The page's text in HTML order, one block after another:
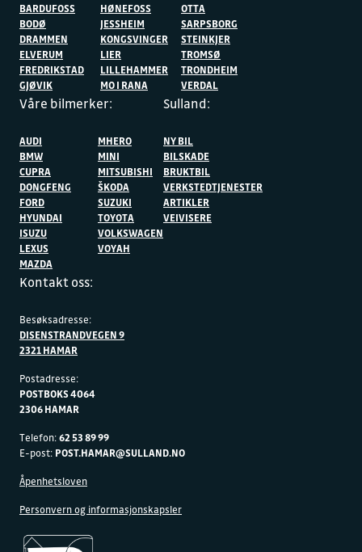
BARDUFOSS
BODØ
DRAMMEN
ELVERUM
FREDRIKSTAD
GJØVIK
HØNEFOSS
JESSHEIM
KONGSVINGER
LIER
LILLEHAMMER
MO I RANA
OTTA
SARPSBORG
STEINKJER
TROMSØ
TRONDHEIM
VERDAL
Våre bilmerker:
AUDI
BMW
CUPRA
DONGFENG
FORD
HYUNDAI
ISUZU
LEXUS
MAZDA
MHERO
MINI
MITSUBISHI
ŠKODA
SUZUKI
TOYOTA
VOLKSWAGEN
VOYAH
Sulland:
NY BIL
BILSKADE
BRUKTBIL
VERKSTEDTJENESTER
ARTIKLER
VEIVISERE
Kontakt oss:
Besøksadresse:
DISENSTRANDVEGEN 9
2321 HAMAR
Postadresse:
POSTBOKS 4064
2306 HAMAR
Telefon:62 53 89 99
E-post: POST.HAMAR@SULLAND.NO
Åpenhetsloven
Personvern og informasjonskapsler